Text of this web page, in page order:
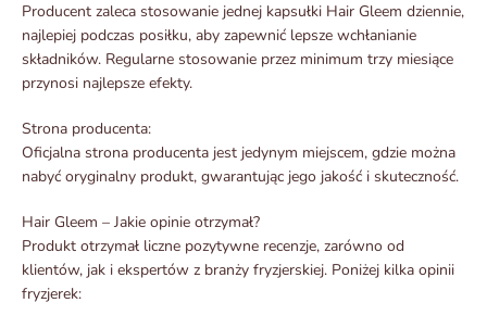
Producent zaleca stosowanie jednej kapsułki Hair Gleem dziennie,
najlepiej podczas posiłku, aby zapewnić lepsze wchłanianie
składników. Regularne stosowanie przez minimum trzy miesiące
przynosi najlepsze efekty.
Strona producenta:
Oficjalna strona producenta jest jedynym miejscem, gdzie można
nabyć oryginalny produkt, gwarantując jego jakość i skuteczność.
Hair Gleem – Jakie opinie otrzymał?
Produkt otrzymał liczne pozytywne recenzje, zarówno od
klientów, jak i ekspertów z branży fryzjerskiej. Poniżej kilka opinii
fryzjerek: